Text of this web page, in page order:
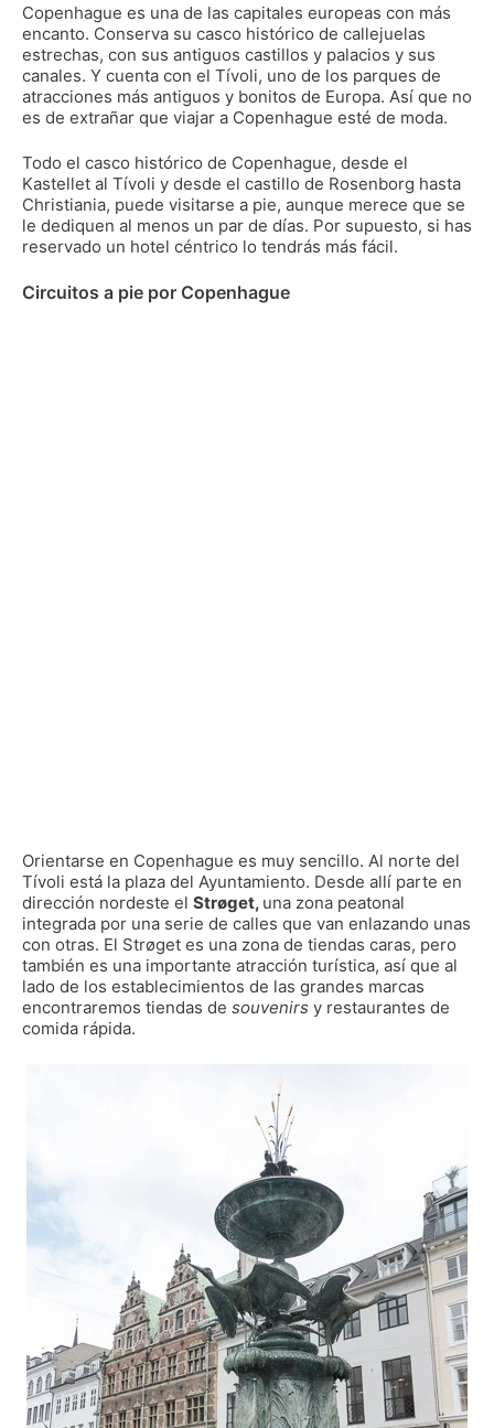
Copenhague es una de las capitales europeas con más
encanto. Conserva su casco histórico de callejuelas
estrechas, con sus antiguos castillos y palacios y sus
canales. Y cuenta con el Tívoli, uno de los parques de
atracciones más antiguos y bonitos de Europa. Así que no
es de extrañar que viajar a Copenhague esté de moda.
Todo el casco histórico de Copenhague, desde el
Kastellet al Tívoli y desde el castillo de Rosenborg hasta
Christiania, puede visitarse a pie, aunque merece que se
le dediquen al menos un par de días. Por supuesto, si has
reservado un hotel céntrico lo tendrás más fácil.
Circuitos a pie por Copenhague
Orientarse en Copenhague es muy sencillo. Al norte del
Tívoli está la plaza del Ayuntamiento. Desde allí parte en
dirección nordeste el Strøget, una zona peatonal
integrada por una serie de calles que van enlazando unas
con otras. El Strøget es una zona de tiendas caras, pero
también es una importante atracción turística, así que al
lado de los establecimientos de las grandes marcas
encontraremos tiendas de souvenirs y restaurantes de
comida rápida.